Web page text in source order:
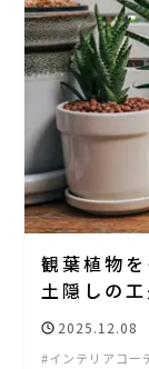
観葉植物
土隠しの工
2025.12.08
インテリアコー